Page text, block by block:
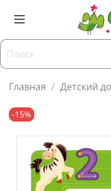
Главная Детский
-15%